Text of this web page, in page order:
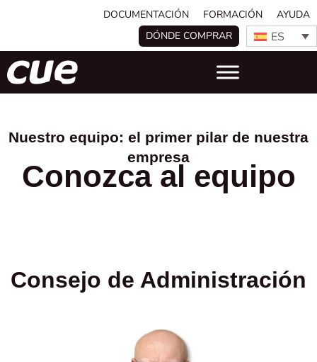
DOCUMENTACIÓN FORMACIÓN
AYUDA
DÓNDE COMPRAR
ES
Nuestro equipo: el primer pilar de nuestra
empresa
Conozca al equipo
Consejo de Administración